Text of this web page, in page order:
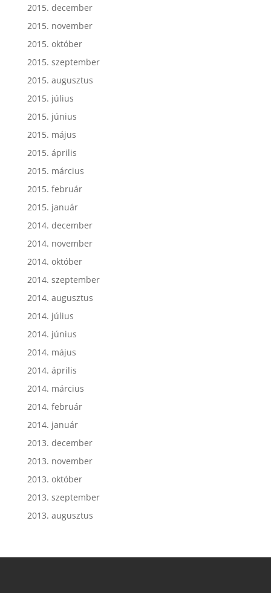
2015. december
2015. november
2015. október
2015. szeptember
2015. augusztus
2015. július
2015. június
2015. május
2015. április
2015. március
2015. február
2015. január
2014. december
2014. november
2014. október
2014. szeptember
2014. augusztus
2014. július
2014. június
2014. május
2014. április
2014. március
2014. február
2014. január
2013. december
2013. november
2013. október
2013. szeptember
2013. augusztus